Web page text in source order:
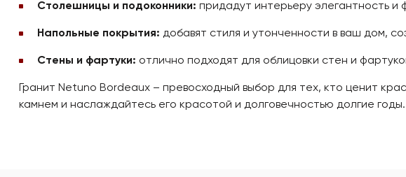
Столешницы и подоконники: придадут интерьеру элегантность и
Напольные покрытия: добавят стиля и утонченности в ваш дом,
Стены и фартуки: отлично подходят для облицовки стен и
Гранит Netuno Bordeaux – превосходный выбор для тех, кто ценит
камнем и наслаждайтесь его красотой и долговечностью долгие годы.